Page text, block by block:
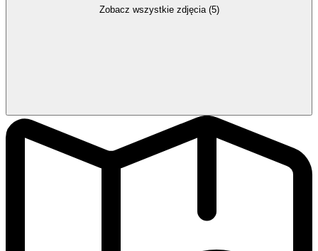
Zobacz wszystkie zdjęcia (5)